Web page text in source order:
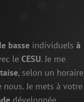
basse individuels à
le CESU. Je me
, selon un horaire
Je mets à votre